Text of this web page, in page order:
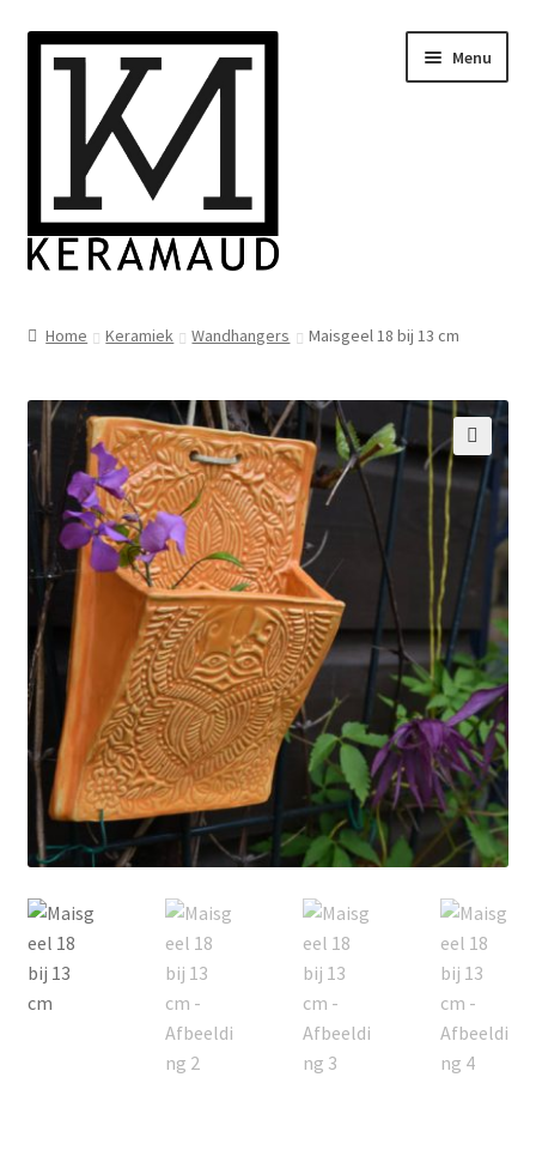
Ga
door
navigatie
Ga
naar
Menu
Nieuws
Informatie
Contact
Inloggen
Home Keramiek Wandhangers Maisgeel 18 bij 13 cm
🔍